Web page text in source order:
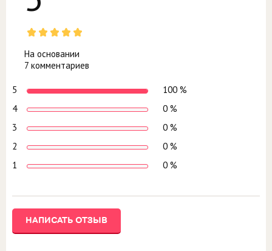
На основании
7 комментариев
5
100 %
4
0 %
3
0 %
2
0 %
1
0 %
НАПИСАТЬ ОТЗЫВ